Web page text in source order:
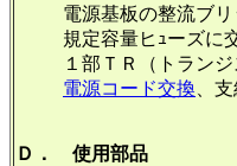
電源基板の整流ブ
規定容量ヒｭーズに
１部ＴＲ（トランジ
電源コード交換 、
Ｄ． 使用部品